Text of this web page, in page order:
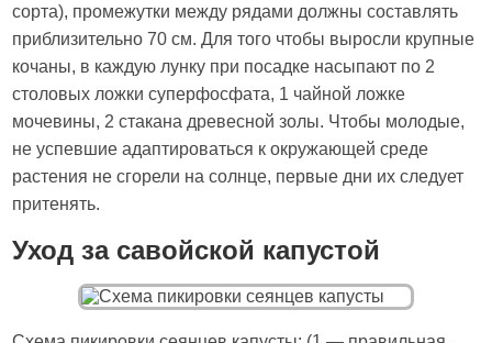
сорта), промежутки между рядами должны составлять
приблизительно 70 см. Для того чтобы выросли крупные
кочаны, в каждую лунку при посадке насыпают по 2
столовых ложки суперфосфата, 1 чайной ложке
мочевины, 2 стакана древесной золы. Чтобы молодые,
не успевшие адаптироваться к окружающей среде
растения не сгорели на солнце, первые дни их следует
притенять.
Уход за савойской капустой